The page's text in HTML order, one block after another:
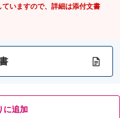
いますので、詳細は添付文書
に追加